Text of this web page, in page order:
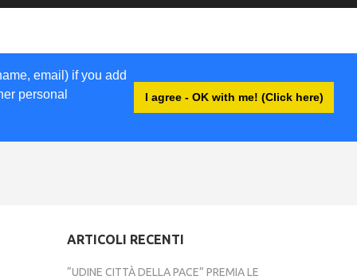
email) if you add
personal
I agree - OK with me! (Click here)
ACCEDI
ARTICOLI RECENTI
“UDINE CITTÀ DELLA PACE” PREMIA LE